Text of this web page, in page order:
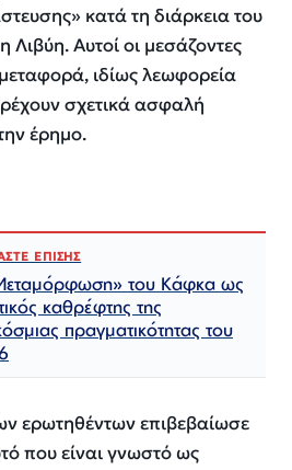
κατά τη διάρκεια του
Λιβύη. Αυτοί οι μεσάζοντες
ιδίως λεωφορεία
σχετικά ασφαλή
έρημο.
ΕΠΙΣΗΣ
του Κάφκα ως
καθρέφτης της
πραγματικότητας του
ερωτηθέντων επιβεβαίωσε
που είναι γνωστό ως